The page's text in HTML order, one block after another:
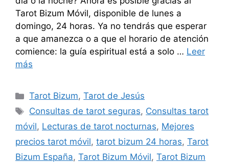
Tarot Bizum Móvil, disponible de lunes a
domingo, 24 horas. Ya no tendrás que esperar
a que amanezca o a que el horario de atención
comience: la guía espiritual está a solo … Leer
más
Categorías
Tarot Bizum,Tarot de Jesús
Etiquetas
Consultas de tarot seguras, Consultas tarot
móvil, Lecturas de tarot nocturnas, Mejores
precios tarot móvil, tarot bizum 24 horas, Tarot
Bizum España, Tarot Bizum Móvil, Tarot Bizum